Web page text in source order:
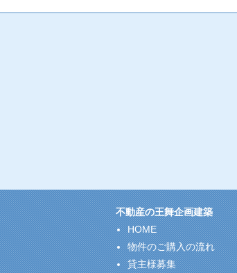
不動産の王舞企画建築
HOME
物件のご購入の流れ
貸主様募集